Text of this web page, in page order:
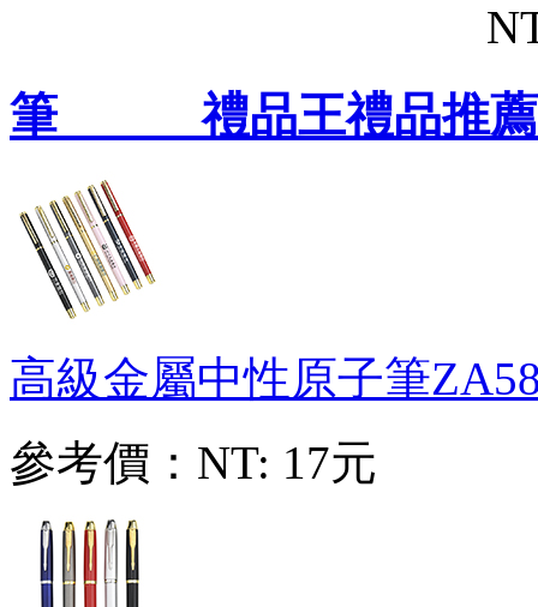
筆 禮品王禮品推薦
高級金屬中性原子筆
參考價： NT: 17元